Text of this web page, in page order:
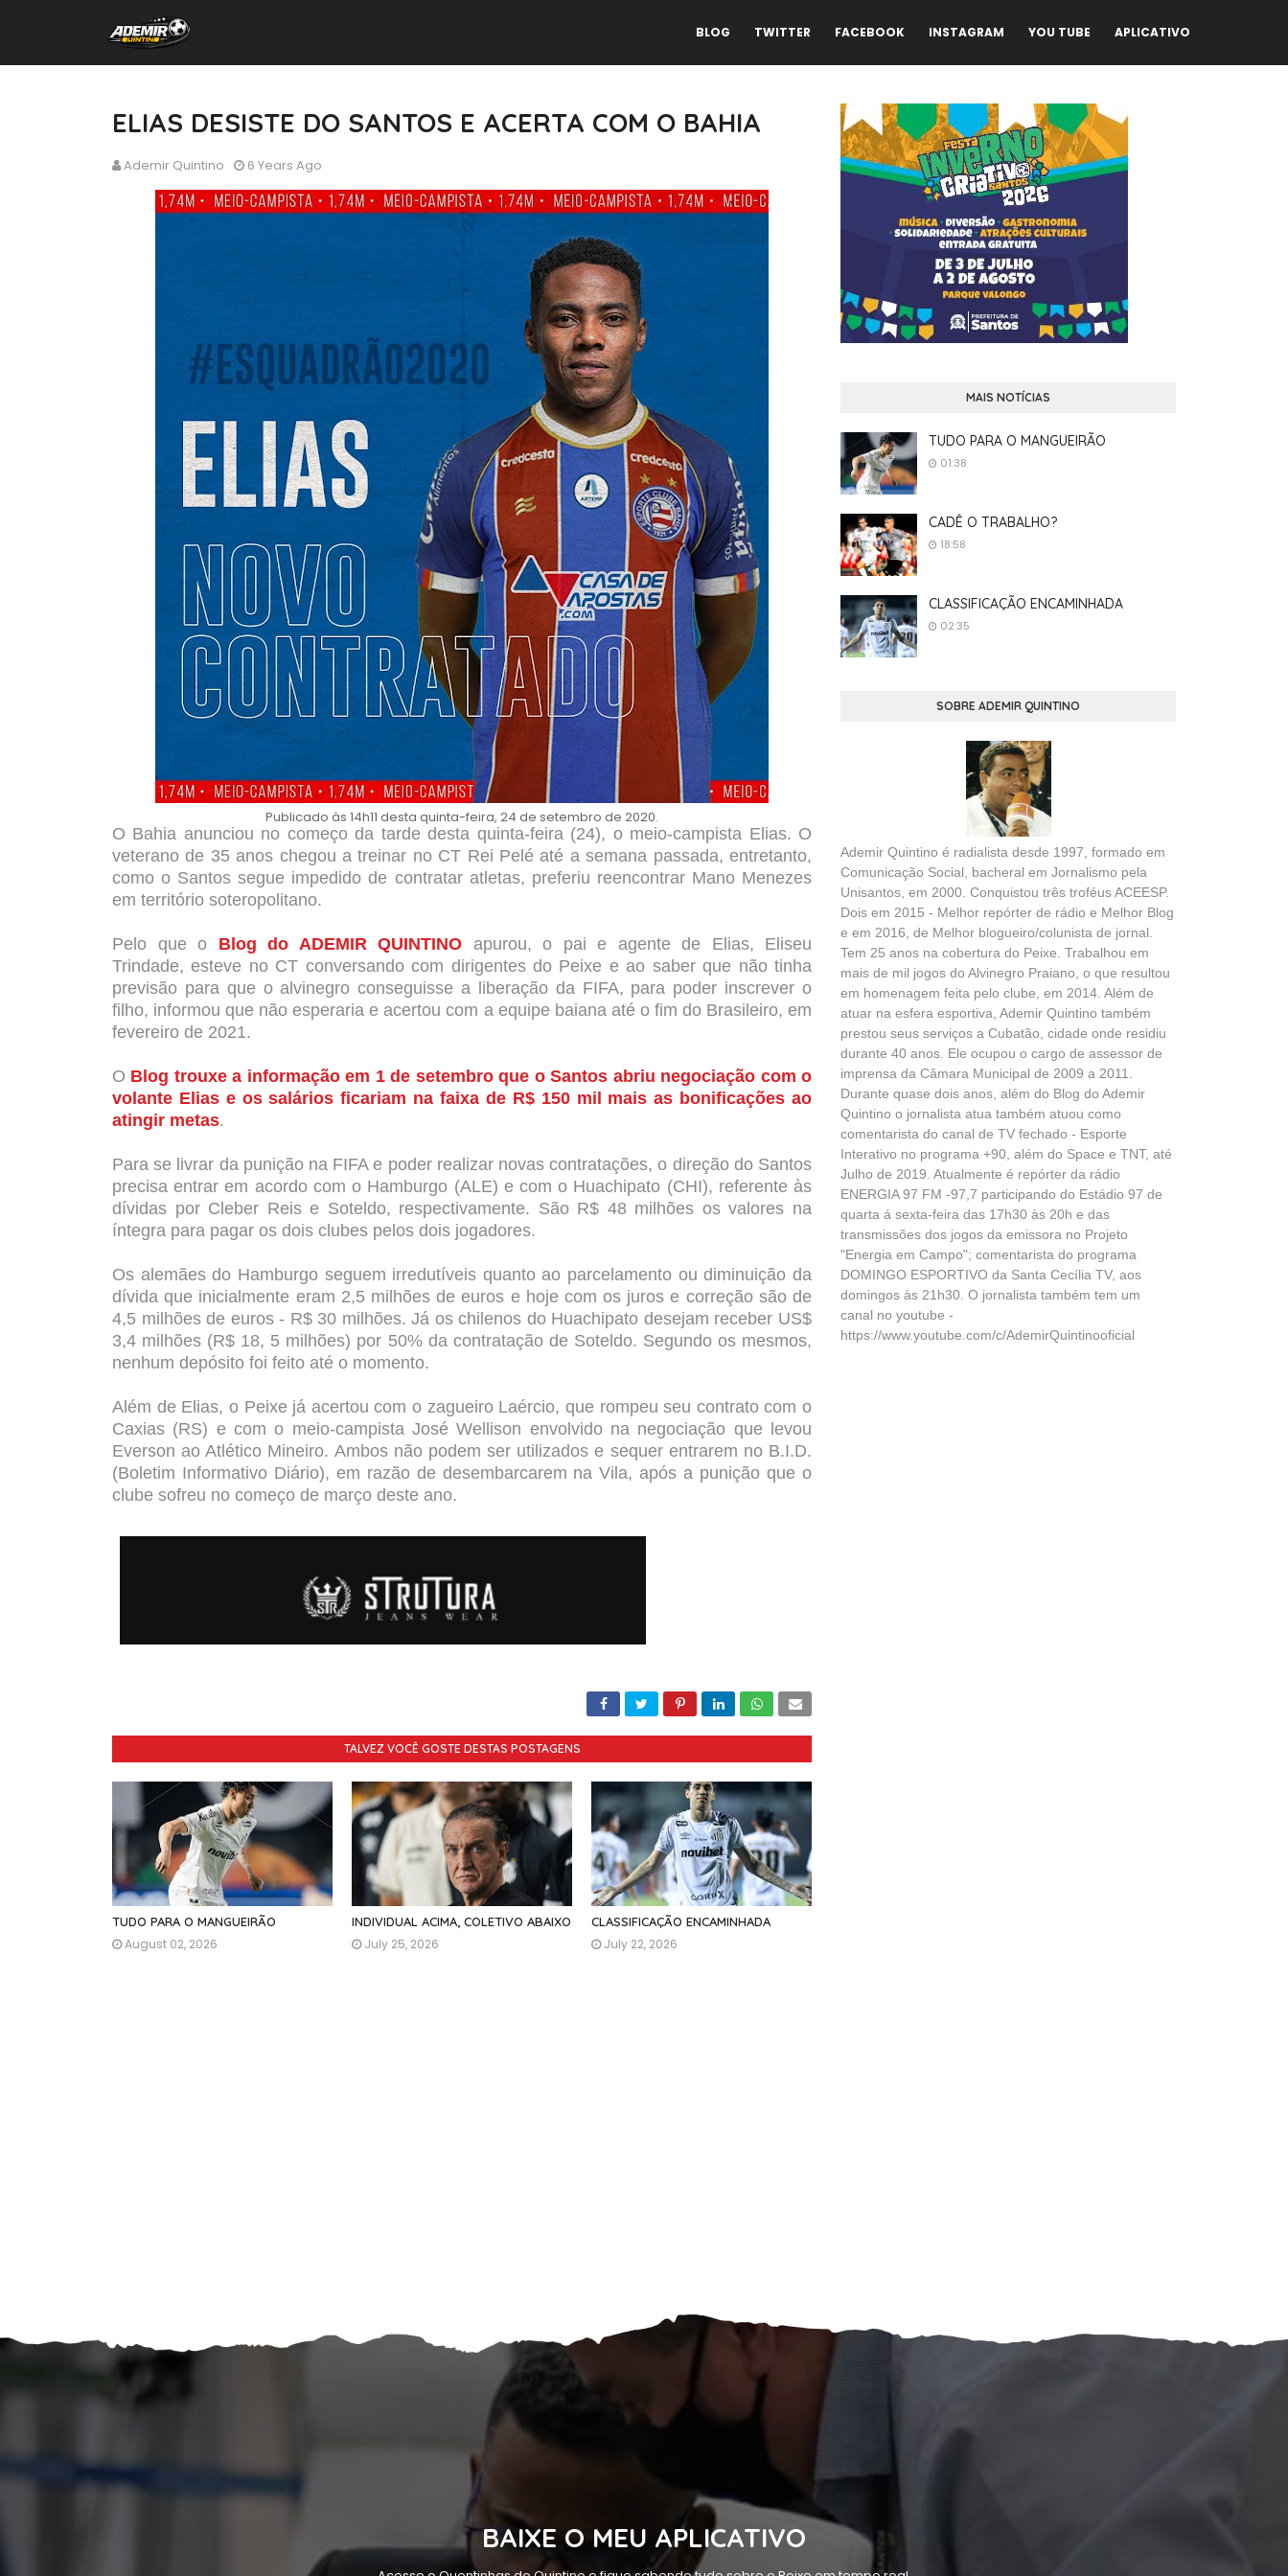
BLOG TWITTER FACEBOOK INSTAGRAM YOU TUBE APLICATIVO
ELIAS DESISTE DO SANTOS E ACERTA COM O BAHIA
Ademir Quintino 6 Years Ago
Publicado às 14h11 desta quinta-feira, 24 de setembro de 2020.
O Bahia anunciou no começo da tarde desta quinta-feira (24), o meio-campista Elias. O
veterano de 35 anos chegou a treinar no CT Rei Pelé até a semana passada, entretanto,
como o Santos segue impedido de contratar atletas, preferiu reencontrar Mano Menezes
em território soteropolitano.
Pelo que o Blog do ADEMIR QUINTINO apurou, o pai e agente de Elias, Eliseu
Trindade, esteve no CT conversando com dirigentes do Peixe e ao saber que não tinha
previsão para que o alvinegro conseguisse a liberação da FIFA, para poder inscrever o
filho, informou que não esperaria e acertou com a equipe baiana até o fim do Brasileiro, em
fevereiro de 2021.
O Blog trouxe a informação em 1 de setembro que o Santos abriu negociação com o
volante Elias e os salários ficariam na faixa de R$ 150 mil mais as bonificações ao
atingir metas.
Para se livrar da punição na FIFA e poder realizar novas contratações, o direção do Santos
precisa entrar em acordo com o Hamburgo (ALE) e com o Huachipato (CHI), referente às
dívidas por Cleber Reis e Soteldo, respectivamente. São R$ 48 milhões os valores na
íntegra para pagar os dois clubes pelos dois jogadores.
Os alemães do Hamburgo seguem irredutíveis quanto ao parcelamento ou diminuição da
dívida que inicialmente eram 2,5 milhões de euros e hoje com os juros e correção são de
4,5 milhões de euros - R$ 30 milhões. Já os chilenos do Huachipato desejam receber US$
3,4 milhões (R$ 18, 5 milhões) por 50% da contratação de Soteldo. Segundo os mesmos,
nenhum depósito foi feito até o momento.
Além de Elias, o Peixe já acertou com o zagueiro Laércio, que rompeu seu contrato com o
Caxias (RS) e com o meio-campista José Wellison envolvido na negociação que levou
Everson ao Atlético Mineiro. Ambos não podem ser utilizados e sequer entrarem no B.I.D.
(Boletim Informativo Diário), em razão de desembarcarem na Vila, após a punição que o
clube sofreu no começo de março deste ano.
TALVEZ VOCÊ GOSTE DESTAS POSTAGENS
TUDO PARA O MANGUEIRÃO
August 02, 2026
INDIVIDUAL ACIMA, COLETIVO ABAIXO
July 25, 2026
CLASSIFICAÇÃO ENCAMINHADA
July 22, 2026
MAIS NOTÍCIAS
TUDO PARA O MANGUEIRÃO
01:38
CADÊ O TRABALHO?
18:58
CLASSIFICAÇÃO ENCAMINHADA
02:35
SOBRE ADEMIR QUINTINO
Ademir Quintino é radialista desde 1997, formado em
Comunicação Social, bacheral em Jornalismo pela
Unisantos, em 2000. Conquistou três troféus ACEESP.
Dois em 2015 - Melhor repórter de rádio e Melhor Blog
e em 2016, de Melhor blogueiro/colunista de jornal.
Tem 25 anos na cobertura do Peixe. Trabalhou em
mais de mil jogos do Alvinegro Praiano, o que resultou
em homenagem feita pelo clube, em 2014. Além de
atuar na esfera esportiva, Ademir Quintino também
prestou seus serviços a Cubatão, cidade onde residiu
durante 40 anos. Ele ocupou o cargo de assessor de
imprensa da Câmara Municipal de 2009 a 2011.
Durante quase dois anos, além do Blog do Ademir
Quintino o jornalista atua também atuou como
comentarista do canal de TV fechado - Esporte
Interativo no programa +90, além do Space e TNT, até
Julho de 2019. Atualmente é repórter da rádio
ENERGIA 97 FM -97,7 participando do Estádio 97 de
quarta á sexta-feira das 17h30 às 20h e das
transmissões dos jogos da emissora no Projeto
"Energia em Campo"; comentarista do programa
DOMINGO ESPORTIVO da Santa Cecília TV, aos
domingos às 21h30. O jornalista também tem um
canal no youtube -
https://www.youtube.com/c/AdemirQuintinooficial
BAIXE O MEU APLICATIVO